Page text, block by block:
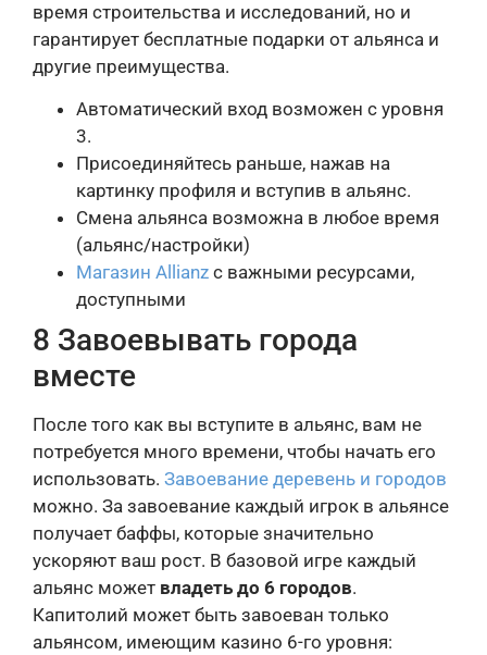
время строительства и исследований, но и
гарантирует бесплатные подарки от альянса и
другие преимущества.
Автоматический вход возможен с уровня
3.
Присоединяйтесь раньше, нажав на
картинку профиля и вступив в альянс.
Смена альянса возможна в любое время
(альянс/настройки)
Магазин Allianz с важными ресурсами,
доступными
8 Завоевывать города
вместе
После того как вы вступите в альянс, вам не
потребуется много времени, чтобы начать его
использовать. Завоевание деревень и городов
можно. За завоевание каждый игрок в альянсе
получает баффы, которые значительно
ускоряют ваш рост. В базовой игре каждый
альянс может владеть до 6 городов.
Капитолий может быть завоеван только
альянсом, имеющим казино 6-го уровня: